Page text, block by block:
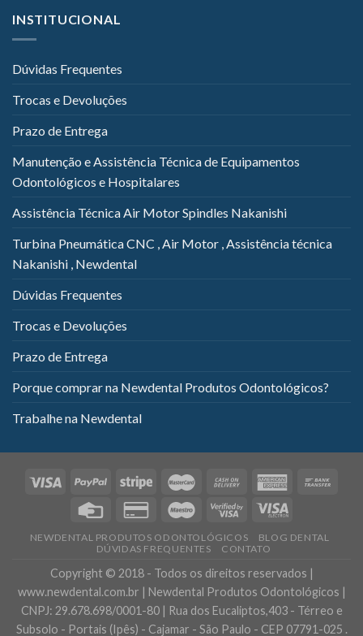
INSTITUCIONAL
Dúvidas Frequentes
Trocas e Devoluções
Prazo de Entrega
Manutenção e Assistência Técnica de Equipamentos
Odontológicos e Hospitalares
Assistência Técnica Air Motor Spindles Nakanishi
Turbina Pneumática CNC , Air Motor , Assistência técnica
Nakanishi , Newdental
Dúvidas Frequentes
Trocas e Devoluções
Prazo de Entrega
Porque comprar na Newdental Produtos Odontológicos?
Trabalhe na Newdental
NEWDENTAL PRODUTOS ODONTOLÓGICOS
BLOG DENTAL
DÚVIDAS FREQUENTES
CONTATO
Copyright © 2018 - Todos os direitos reservados |
www.newdental.com.br | Newdental Produtos Odontológicos |
CNPJ: 29.678.698/0001-80 | Rua dos Eucaliptos,403 - Térreo e
Subsolo - Portais (Ipês) - Cajamar - São Paulo - CEP 07791-025 .